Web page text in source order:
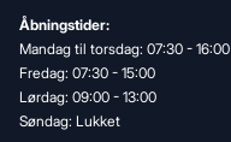
Åbningstider:
Mandag til torsdag: 07:30 - 16:00
Fredag: 07:30 - 15:00
Lørdag: 09:00 - 13:00
Søndag: Lukket